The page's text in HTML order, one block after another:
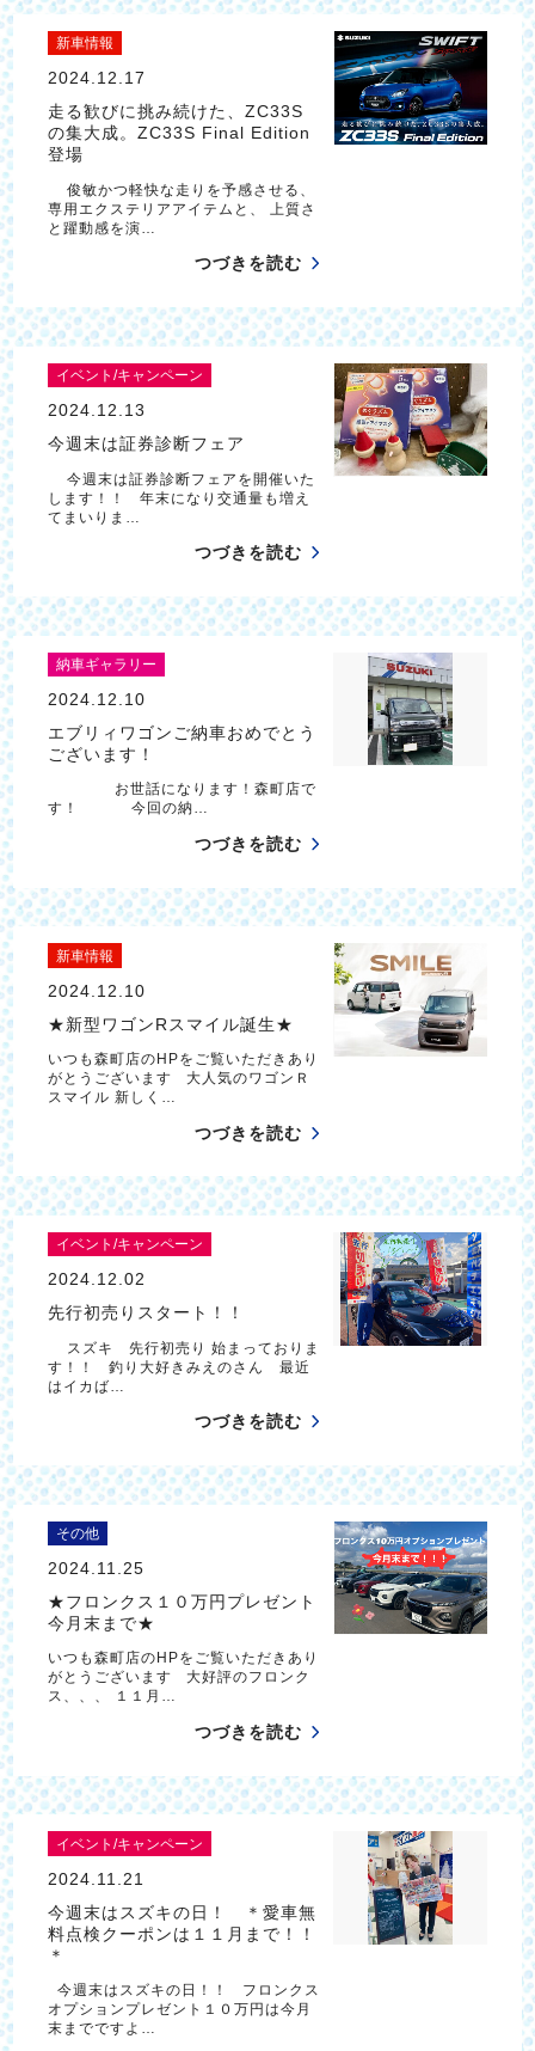
新車情報
2024.12.17
走る歓びに挑み続けた、ZC33S
の集大成。ZC33S Final Edition
登場
俊敏かつ軽快な走りを予感させる、
専用エクステリアアイテムと、 上質さ
と躍動感を演…
つづきを読む
イベント/キャンペーン
2024.12.13
今週末は証券診断フェア
今週末は証券診断フェアを開催いた
します！！ 年末になり交通量も増え
てまいりま…
つづきを読む
納車ギャラリー
2024.12.10
エブリィワゴンご納車おめでとう
ございます！
お世話になります！森町店で
す！ 今回の納…
つづきを読む
新車情報
2024.12.10
★新型ワゴンRスマイル誕生★
いつも森町店のHPをご覧いただきあり
がとうございます 大人気のワゴンＲ
スマイル 新しく…
つづきを読む
イベント/キャンペーン
2024.12.02
先行初売りスタート！！
スズキ 先行初売り 始まっておりま
す！！ 釣り大好きみえのさん 最近
はイカば…
つづきを読む
その他
2024.11.25
★フロンクス１０万円プレゼント
今月末まで★
いつも森町店のHPをご覧いただきあり
がとうございます 大好評のフロンク
ス、、、 １１月…
つづきを読む
イベント/キャンペーン
2024.11.21
今週末はスズキの日！ ＊愛車無
料点検クーポンは１１月まで！！
＊
今週末はスズキの日！！ フロンクス
オプションプレゼント１０万円は今月
末までですよ…